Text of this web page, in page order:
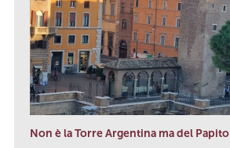
Non è la Torre Argentina ma del Papito